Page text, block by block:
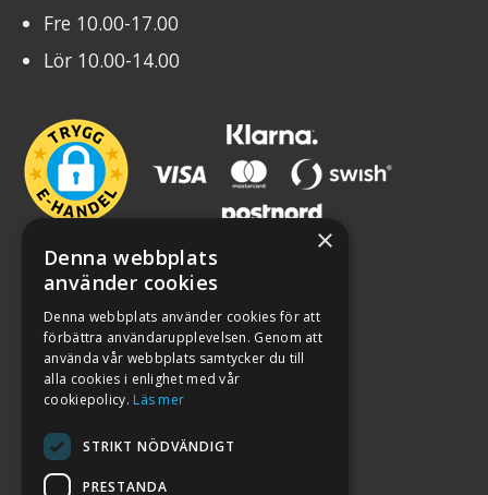
Fre 10.00-17.00
Lör 10.00-14.00
×
Denna webbplats
använder cookies
Denna webbplats använder cookies för att
förbättra användarupplevelsen. Genom att
använda vår webbplats samtycker du till
alla cookies i enlighet med vår
cookiepolicy. Läs mer
STRIKT NÖDVÄNDIGT
PRESTANDA